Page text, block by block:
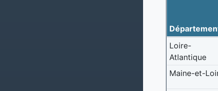
Loire-
Atlantique
Maine-et-